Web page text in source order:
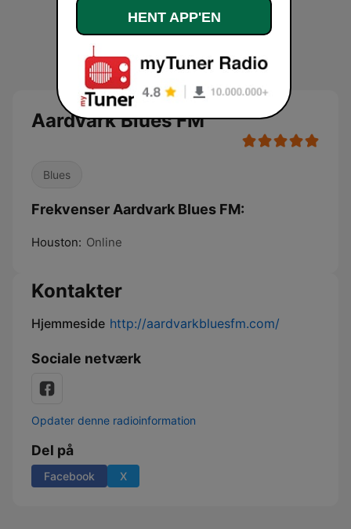
Aardvark Blues FM
Blues
Frekvenser Aardvark Blues FM:
Houston: Online
Kontakter
Hjemmeside http://aardvarkbluesfm.com/
Sociale netværk
Opdater denne radioinformation
Del på
Facebook X
HENT APP'EN